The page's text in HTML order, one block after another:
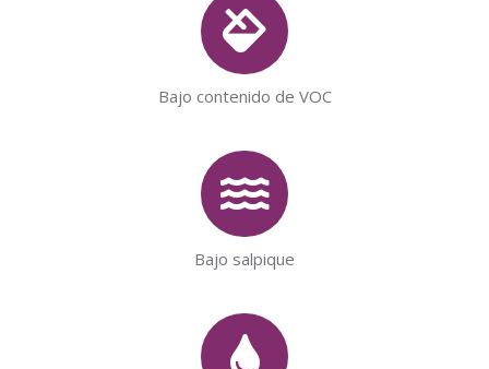
Bajo contenido de VOC
Bajo salpique